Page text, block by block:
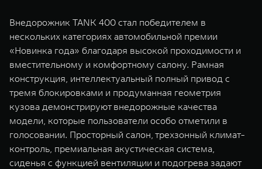
Внедорожник TANK 400 стал победителем в
нескольких категориях автомобильной премии
«Новинка года» благодаря высокой проходимости и
вместительному и комфортному салону. Рамная
конструкция, интеллектуальный полный привод с
тремя блокировками и продуманная геометрия
кузова демонстрируют внедорожные качества
модели, которые пользователи особо отметили в
голосовании. Просторный салон, трехзонный климат-
контроль, премиальная акустическая система,
сиденья с функцией вентиляции и подогрева задают